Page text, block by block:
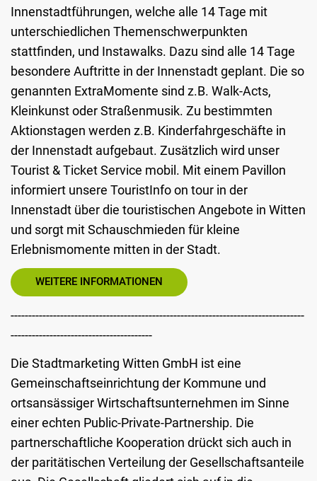
Innenstadtführungen, welche alle 14 Tage mit
unterschiedlichen Themenschwerpunkten
stattfinden, und Instawalks. Dazu sind alle 14 Tage
besondere Auftritte in der Innenstadt geplant. Die so
genannten ExtraMomente sind z.B. Walk-Acts,
Kleinkunst oder Straßenmusik. Zu bestimmten
Aktionstagen werden z.B. Kinderfahrgeschäfte in
der Innenstadt aufgebaut. Zusätzlich wird unser
Tourist & Ticket Service mobil. Mit einem Pavillon
informiert unsere TouristInfo on tour in der
Innenstadt über die touristischen Angebote in Witten
und sorgt mit Schauschmieden für kleine
Erlebnismomente mitten in der Stadt.
WEITERE INFORMATIONEN
-----------------------------------------------------------------------------------
----------------------------------------
Die Stadtmarketing Witten GmbH ist eine
Gemeinschaftseinrichtung der Kommune und
ortsansässiger Wirtschaftsunternehmen im Sinne
einer echten Public-Private-Partnership. Die
partnerschaftliche Kooperation drückt sich auch in
der paritätischen Verteilung der Gesellschaftsanteile